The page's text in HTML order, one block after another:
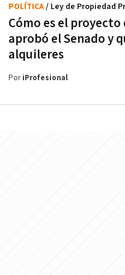
Cómo es el
aprobó el Senado y
alquileres
POLÍTICA/ Ley de Propiedad
PoriProfesional